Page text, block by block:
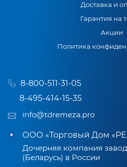
Доставка и
Гарантия на
Акции
Политика
8-800-511-31-05
8-495-414-15-35
info@tdremeza.pro
ООО «Торговый Дом
Дочерняя компания
(Беларусь) в России